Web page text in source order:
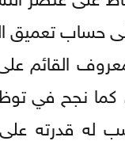
حساب
القائم
كما نجح في
قدرته على